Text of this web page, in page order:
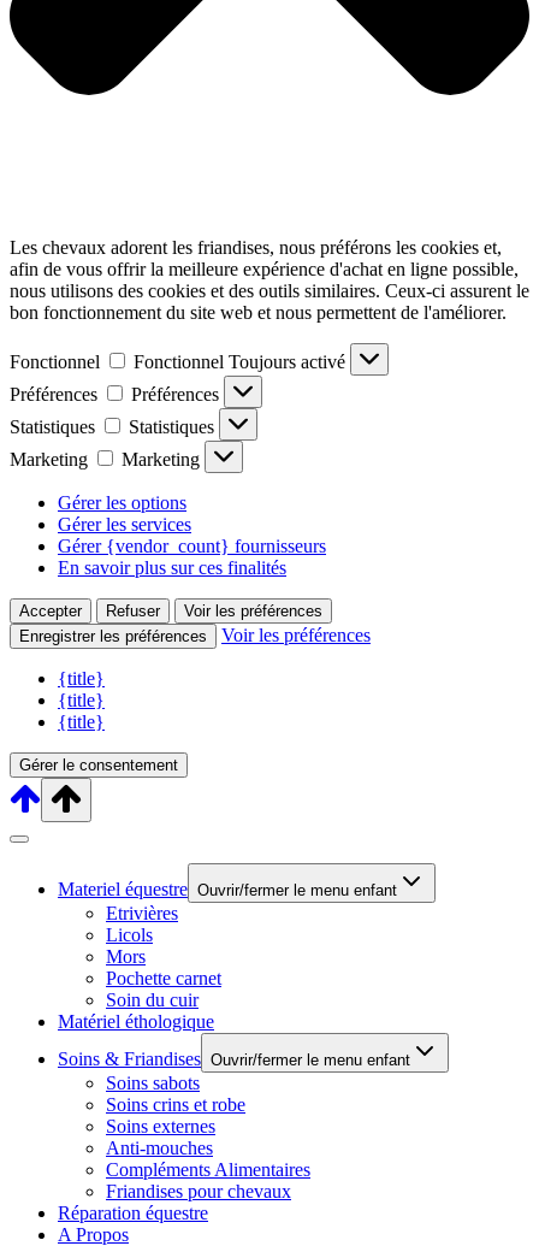
Les chevaux adorent les friandises, nous préférons les cookies et,
afin de vous offrir la meilleure expérience d'achat en ligne possible,
nous utilisons des cookies et des outils similaires. Ceux-ci assurent le
bon fonctionnement du site web et nous permettent de l'améliorer.
Fonctionnel Fonctionnel Toujours activé
Préférences
Préférences
Statistiques
Statistiques
Marketing
Marketing
Gérer les options
Gérer les services
Gérer {vendor_count} fournisseurs
En savoir plus sur ces finalités
Accepter Refuser
Voir les préférences
Enregistrer les préférences
Voir les préférences
{title}
{title}
{title}
Gérer le consentement
Materiel équestre Ouvrir/fermer le menu enfant
Etrivières
Licols
Mors
Pochette carnet
Soin du cuir
Matériel éthologique
Soins & Friandises Ouvrir/fermer le menu enfant
Soins sabots
Soins crins et robe
Soins externes
Anti-mouches
Compléments Alimentaires
Friandises pour chevaux
Réparation équestre
A Propos